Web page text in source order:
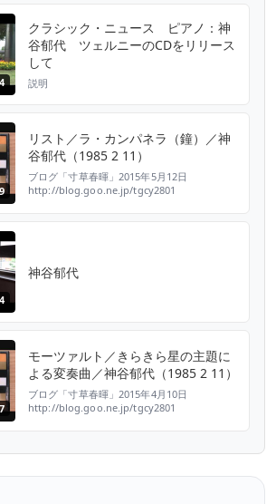
クラシック・ニュース ピアノ：神
谷郁代 ツェルニーのCDをリリース
して
説明
リスト／ラ・カンパネラ（鐘）／神
谷郁代（1985 2 11）
ブログ「寸草春暉」2015年5月12日
http://blog.goo.ne.jp/tgcy2801
神谷郁代
モーツァルト／きらきら星の主題に
よる変奏曲／神谷郁代（1985 2 11）
ブログ「寸草春暉」2015年4月10日
http://blog.goo.ne.jp/tgcy2801